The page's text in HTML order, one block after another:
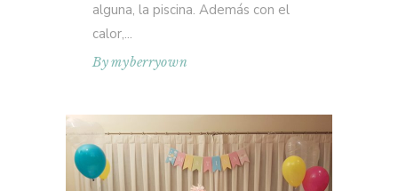
alguna, la piscina. Además con el
calor,
Bymyberryown